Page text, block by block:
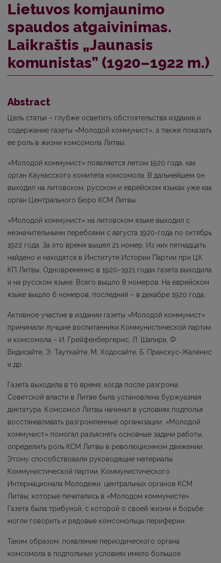
Lietuvos komjaunimo
spaudos atgaivinimas.
Laikraštis „Jaunasis
komunistas” (1920–1922 m.)
Abstract
Цель статьи – глубже осветить обстоятельства издаиия и
содержание газеты «Молодой коммунист», а также показать
ее роль в жизни комсомола Литвы.
«Молодой коммунист» появляется летом 1920 года, как
орган Каунасского комитета комсомола. В дальнейшем он
выходил на литовском, русском и еврейском языках уже как
орган Центрального Бюро КСМ Литвы.
«Молодой коммунист» на литовском языке выходил с
незначительными перебоями с августа 1920-года по октябрь
1922 года. За это время вышел 21 номер. Из них пятнадцать
найдено и находятся в Институте Истории Партии при ЦК
КП Литвы. Одновременно в 1920–1921 годах газета выходила
и на русском языке. Всего вышло 8 номеров. На еврейском
языке вышло 6 номеров, последний – в декабре 1920 года.
Активное участие в издании газеты «Молодой коммунист»
принимали лучшие воспитанники Коммунистической партии
и комсомола – И. Грейфенбергерис, Л. Шапира, Ф.
Видисайте, Э. Тауткайте, М. Ходосайте, Б. Пранскус-Жалёнис
и др.
Газета выходила в то время, когда после разгрома
Советской власти в Литве была установлена буржуазная
диктатура. Комсомол Литвы начинал в условиях подполья
восстанавливать разгромленные организации. «Молодой
коммунист» помогал разъяснять основные задачи работы,
определить роль КСМ Литвы в революционном движении.
Этому способствовали руководящие материалы
Коммунистической партии, Коммунистического
Интернационала Молодежи, центральных органов КСМ
Литвы, которые печатались в «Молодом коммунисте».
Газета была трибуной, с которой о своей жизни и борьбе
могли говорить и рядовые комсомольцы периферии.
Таким образом, появление периодического органа
комсомола в подпольных условиях имело большое